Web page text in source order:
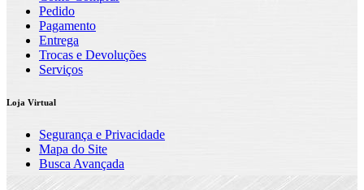
Pedido
Pagamento
Entrega
Trocas e Devoluções
Serviços
Loja Virtual
Segurança e Privacidade
Mapa do Site
Busca Avançada